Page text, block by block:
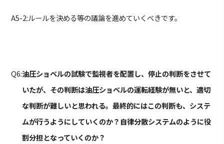
A5-2:ルールを決める等の議論を進めていくべきです。
Q6:油圧ショベルの試験で監視者を配置し、停止の判断をさせて
いたが、その判断は油圧ショベルの運転経験が無いと、適切
な判断が難しいと思われる。最終的にはこの判断も、システ
ムが行うようにしていくのか？自律分散システムのように役
割分担となっていくのか？